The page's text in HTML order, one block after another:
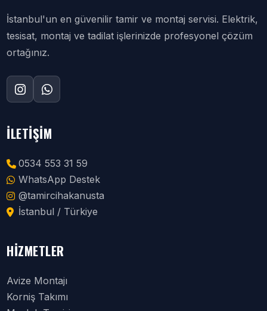
İstanbul'un en güvenilir tamir ve montaj servisi. Elektrik,
tesisat, montaj ve tadilat işlerinizde profesyonel çözüm
ortağınız.
İLETIŞIM
0534 553 31 59
WhatsApp Destek
@tamircihakanusta
İstanbul / Türkiye
HIZMETLER
Avize Montajı
Korniş Takımı